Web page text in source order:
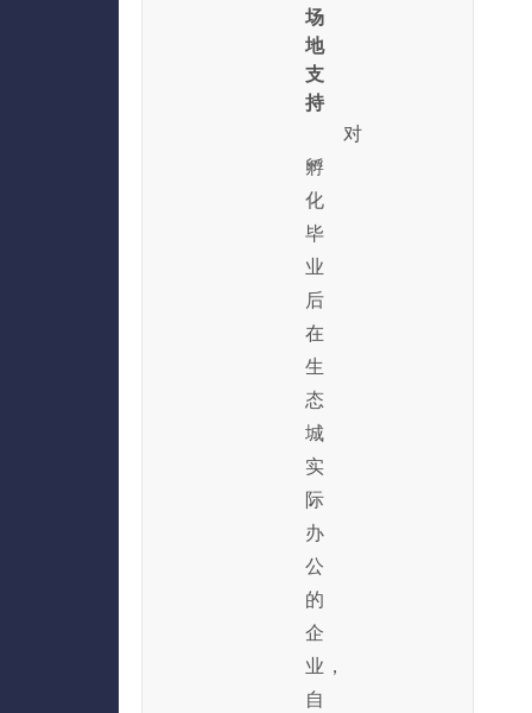
场
地
支
持
对
孵
化
毕
业
后
在
生
态
城
实
际
办
公
的
企
业，
自